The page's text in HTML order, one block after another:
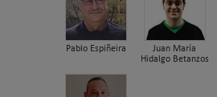
Pablo Espiñeira
Juan María
Hidalgo Betanzos